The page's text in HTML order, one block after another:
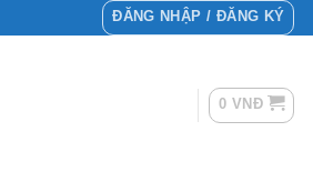
ĐĂNG NHẬP / ĐĂNG KÝ
0 VNĐ